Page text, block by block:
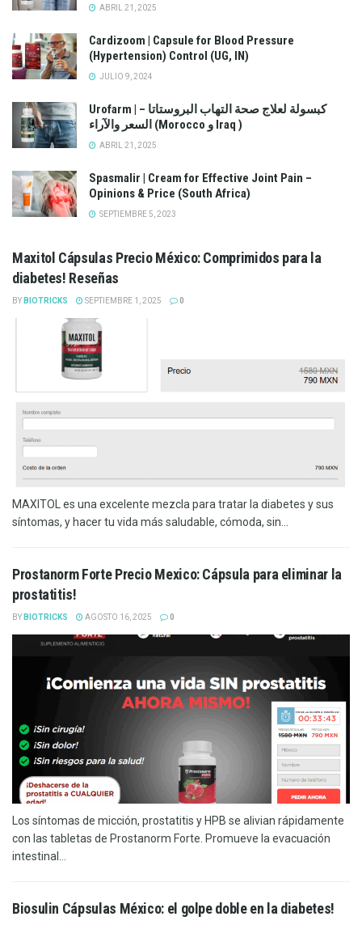
ABRIL 21, 2025
Cardizoom | Capsule for Blood Pressure
(Hypertension) Control (UG, IN)
JULIO 9, 2024
Urofarm | كبسولة لعلاج صحة التهاب البروستاتا –
السعر والآراء (Morocco و Iraq )
ABRIL 21, 2025
Spasmalir | Cream for Effective Joint Pain –
Opinions & Price (South Africa)
SEPTIEMBRE 5, 2023
Maxitol Cápsulas Precio México: Comprimidos para la
diabetes! Reseñas
BY BIOTRICKS SEPTIEMBRE 1, 2025 0
MAXITOL es una excelente mezcla para tratar la diabetes y sus
síntomas, y hacer tu vida más saludable, cómoda, sin...
Prostanorm Forte Precio Mexico: Cápsula para eliminar la
prostatitis!
BY BIOTRICKS AGOSTO 16, 2025 0
Los síntomas de micción, prostatitis y HPB se alivian rápidamente
con las tabletas de Prostanorm Forte. Promueve la evacuación
intestinal...
Biosulin Cápsulas México: el golpe doble en la diabetes!